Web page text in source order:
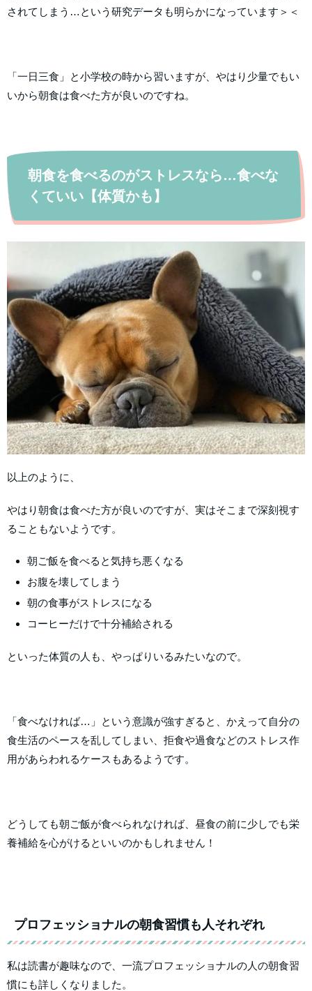
されてしまう…という研究データも明らかになっています＞＜
「一日三食」と小学校の時から習いますが、やはり少量でもい
いから朝食は食べた方が良いのですね。
朝食を食べるのがストレスなら…食べな
くていい【体質かも】
以上のように、
やはり朝食は食べた方が良いのですが、実はそこまで深刻視す
ることもないようです。
朝ご飯を食べると気持ち悪くなる
お腹を壊してしまう
朝の食事がストレスになる
コーヒーだけで十分補給される
といった体質の人も、やっぱりいるみたいなので。
「食べなければ…」という意識が強すぎると、かえって自分の
食生活のペースを乱してしまい、拒食や過食などのストレス作
用があらわれるケースもあるようです。
どうしても朝ご飯が食べられなければ、昼食の前に少しでも栄
養補給を心がけるといいのかもしれません！
プロフェッショナルの朝食習慣も人それぞれ
私は読書が趣味なので、一流プロフェッショナルの人の朝食習
慣にも詳しくなりました。